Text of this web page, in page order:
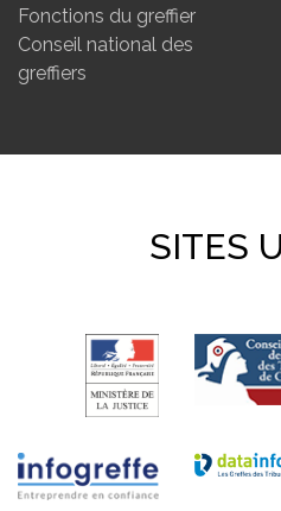
Fonctions du greffier
Conseil national des
greffiers
SITES